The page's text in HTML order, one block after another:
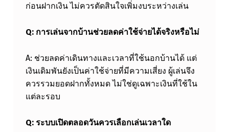
ก่อนฝากเงิน ไม่ควรตัดสินใจเพิ่มงบระหว่างเล่น
Q: การเล่นจากบ้านช่วยลดค่าใช้จ่ายได้จริงหรือไม่
A: ช่วยลดค่าเดินทางและเวลาที่ใช้นอกบ้านได้ แต่
เงินเดิมพันยังเป็นค่าใช้จ่ายที่มีความเสี่ยง ผู้เล่นจึง
ควรรวมยอดฝากทั้งหมด ไม่ใช่ดูเฉพาะเงินที่ใช้ใน
แต่ละรอบ
Q: ระบบเปิดตลอดวันควรเลือกเล่นเวลาใด